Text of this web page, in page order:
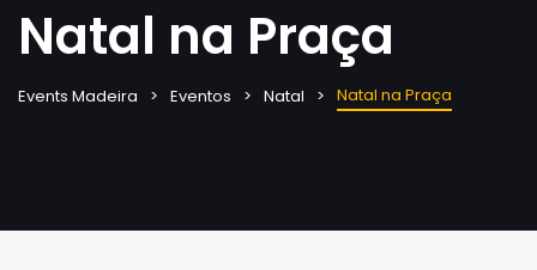
Natal na Praça
Events Madeira Eventos Natal Natal na Praça